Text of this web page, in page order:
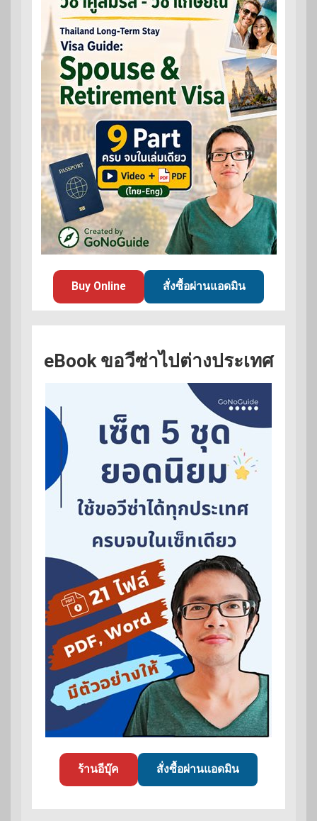
Buy Online สั่งซื้อผ่านแอดมิน
eBook ขอวีซ่าไปต่างประเทศ
ร้านอีบุ๊ค สั่งซื้อผ่านแอดมิน